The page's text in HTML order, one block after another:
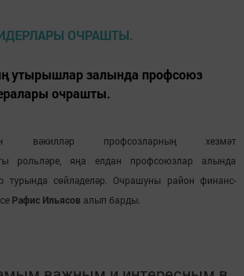
утырышлар залында профсоюз
очрашты.
вәкилләр профсозларның хезмәт
рольләре, яңа елдан профсоюзлар алында
турында сөйләделәр. Очрашуны район финанс-
Рафис Ильясов алып барды.